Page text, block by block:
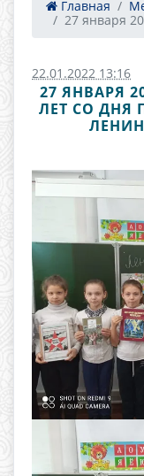
Главная
27 января
22.01.2022 13:16
27 ЯНВАРЯ
ЛЕТ СО ДНЯ